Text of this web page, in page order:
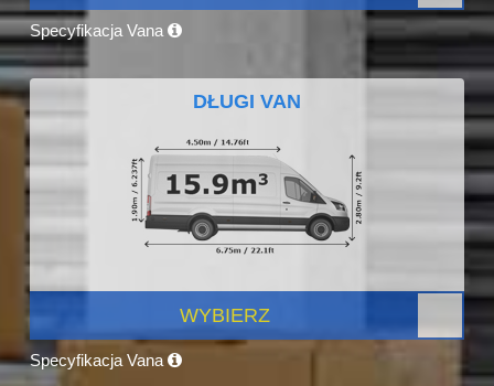
Specyfikacja Vana
DŁUGI VAN
WYBIERZ
Specyfikacja Vana